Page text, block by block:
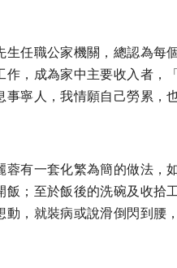
生任職公家機關，總認為每
作，成為家中主要收入者，
事寧人，我情願自己勞累，
蓉有一套化繁為簡的做法，
飯；至於飯後的洗碗及收拾
，就裝病或說滑倒閃到腰